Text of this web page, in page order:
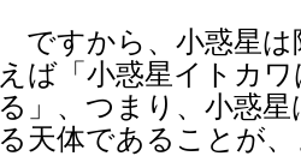
ですから、小惑星は
えば「小惑星イトカ
る」、つまり、小惑
る天体であることが